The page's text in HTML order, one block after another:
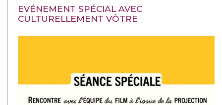
EVÉNEMENT SPÉCIAL AVEC
CULTURELLEMENT VÔTRE